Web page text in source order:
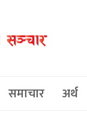
समाचार अर्थ